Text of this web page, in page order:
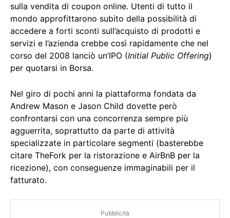
sulla vendita di coupon online. Utenti di tutto il
mondo approfittarono subito della possibilità di
accedere a forti sconti sull’acquisto di prodotti e
servizi e l’azienda crebbe così rapidamente che nel
corso del 2008 lanciò un’IPO (Initial Public Offering)
per quotarsi in Borsa.
Nel giro di pochi anni la piattaforma fondata da
Andrew Mason e Jason Child dovette però
confrontarsi con una concorrenza sempre più
agguerrita, soprattutto da parte di attività
specializzate in particolare segmenti (basterebbe
citare TheFork per la ristorazione e AirBnB per la
ricezione), con conseguenze immaginabili per il
fatturato.
Pubblicità